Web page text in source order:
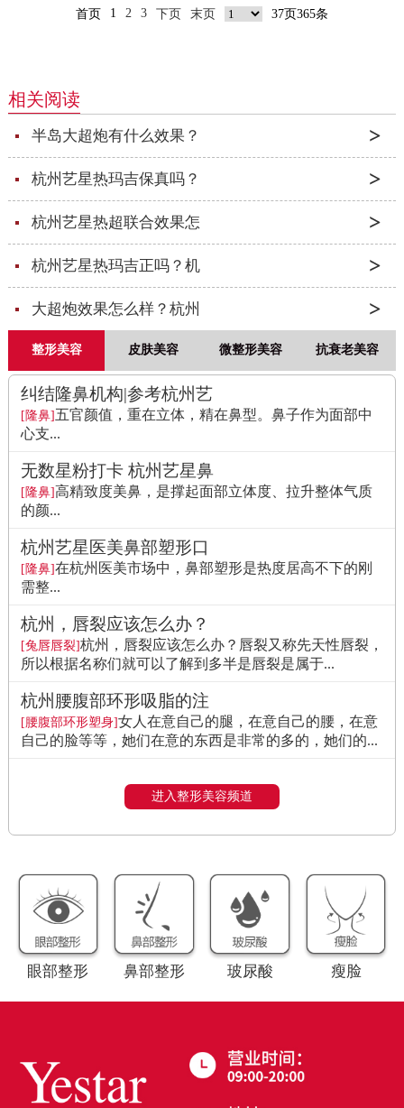
首页 1 2 3 下页 末页 37页365条
相关阅读
半岛大超炮有什么效果？
杭州艺星热玛吉保真吗？
杭州艺星热超联合效果怎
杭州艺星热玛吉正吗？机
大超炮效果怎么样？杭州
整形美容 皮肤美容 微整形美容 抗衰老美容
纠结隆鼻机构|参考杭州艺
[隆鼻]五官颜值，重在立体，精在鼻型。鼻子作为面部中
心支...
无数星粉打卡 杭州艺星鼻
[隆鼻]高精致度美鼻，是撑起面部立体度、拉升整体气质
的颜...
杭州艺星医美鼻部塑形口
[隆鼻]在杭州医美市场中，鼻部塑形是热度居高不下的刚
需整...
杭州，唇裂应该怎么办？
[兔唇唇裂]杭州，唇裂应该怎么办？唇裂又称先天性唇裂，
所以根据名称们就可以了解到多半是唇裂是属于...
杭州腰腹部环形吸脂的注
[腰腹部环形塑身]女人在意自己的腿，在意自己的腰，在意
自己的脸等等，她们在意的东西是非常的多的，她们的...
进入整形美容频道
眼部整形 鼻部整形 玻尿酸 瘦脸